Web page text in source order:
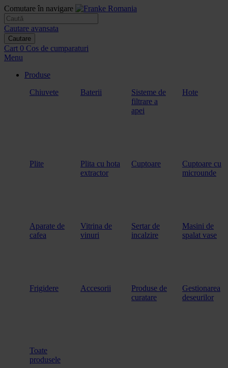
Comutare în navigare
Cautare avansata
Cautare
Cart 0 Cos de cumparaturi
Menu
Produse
Chiuvete
Baterii
Sisteme de
filtrare a
apei
Hote
Plite
Plita cu hota
extractor
Cuptoare
Cuptoare cu
microunde
Aparate de
cafea
Vitrina de
vinuri
Sertar de
incalzire
Masini de
spalat vase
Frigidere Accesorii
Produse de
curatare
Gestionarea
deseurilor
Toate
produsele